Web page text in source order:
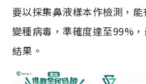
要以採集鼻液樣本作檢測，
變種病毒，準確度達至99%
結果。